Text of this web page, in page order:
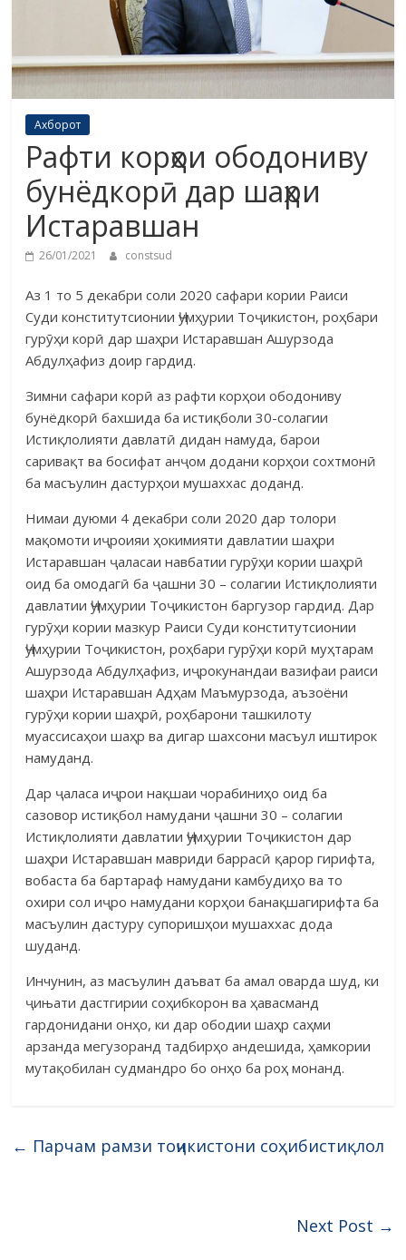
Ахборот
Рафти корҳои ободониву
бунёдкорӣ дар шаҳри
Истаравшан
26/01/2021 constsud
Аз 1 то 5 декабри соли 2020 сафари кории Раиси
Суди конститут­сионии Ҷумҳурии Тоҷикистон, роҳбари
гурӯҳи корӣ дар шаҳри Истарав­шан Ашурзода
Абдулҳафиз доир гардид.
Зимни сафари корӣ аз рафти корҳои ободониву
бунёдкорӣ бахшида ба истиқболи 30-солагии
Истиқлолияти давлатӣ дидан намуда, барои
саривақт ва босифат анҷом додани корҳои сохтмонӣ
ба масъулин дастурҳои мушаххас доданд.
Нимаи дуюми 4 декабри соли 2020 дар толори
мақомоти иҷроияи ҳокимияти давлатии шаҳри
Истаравшан ҷаласаи навбатии гурӯҳи кории шаҳрӣ
оид ба омодагӣ ба ҷашни 30 – солагии Истиқлолияти
давлатии Ҷумҳурии Тоҷикистон баргузор гардид. Дар
гурӯҳи кории мазкур Раиси Суди конститутсионии
Ҷумҳурии Тоҷикистон, роҳбари гурӯҳи корӣ муҳтарам
Ашурзода Абдулҳафиз, иҷрокунандаи вазифаи раиси
шаҳри Истаравшан Адҳам Маъмурзода, аъзоёни
гурӯҳи кории шаҳрӣ, роҳбарони ташкилоту
муассисаҳои шаҳр ва дигар шахсони масъул иштирок
намуданд.
Дар ҷаласа иҷрои нақшаи чорабиниҳо оид ба
сазовор истиқбол намудани ҷашни 30 – солагии
Истиқлолияти давлатии Ҷумҳурии Тоҷикистон дар
шаҳри Истаравшан мавриди баррасӣ қарор гирифта,
вобаста ба бартараф намудани камбудиҳо ва то
охири сол иҷро намудани корҳои банақшагирифта ба
масъулин дастуру супоришҳои мушаххас дода
шуданд.
Инчунин, аз масъулин даъват ба амал оварда шуд, ки
ҷињати дастги­рии соҳибкорон ва ҳавасманд
гардонидани онҳо, ки дар ободии шаҳр саҳ­ми
арзанда мегузоранд тадбирҳо андешида, ҳамкории
мутақобилан суд­мандро бо онҳо ба роҳ монанд.
← Парчам рамзи тоҷикистони соҳибистиқлол
Next Post →